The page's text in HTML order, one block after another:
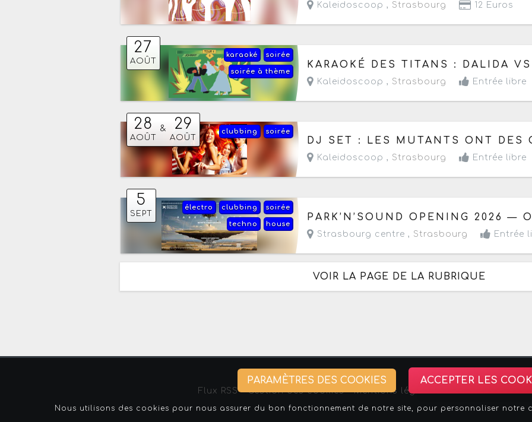
Kaleidoscoop , Strasbourg 12 Euros
27
AOÛT
soirée
karaoké
soirée à thème
Le jeudi 27 août 2026 de 18h à 20h
KARAOKÉ DES TITANS : DALIDA
Kaleidoscoop , Strasbourg Entrée libre
28
AOÛT
& 29
AOÛT
soirée
clubbing
Du vendredi 28 au samedi 29 août 2026 de
DJ SET : LES MUTANTS ONT DES
Kaleidoscoop , Strasbourg Entrée libre
5
SEPT
soirée
clubbing
électro
house
techno
Le samedi 5 septembre 2026 de 15h à 22h
PARK’N’SOUND OPENING 2026 —
Strasbourg centre , Strasbourg Entrée
VOIR LA PAGE DE LA RUBRIQUE
Flux RSS-Gestion des cookies - Mentions légales
PARAMÈTRES DES COOKIES ACCEPTER LES
Nous utilisons des cookies pour nous assurer du bon fonctionnement de notre site, pour personnaliser